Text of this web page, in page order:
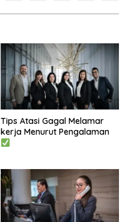
Tips Atasi Gagal Melamar
kerja Menurut Pengalaman